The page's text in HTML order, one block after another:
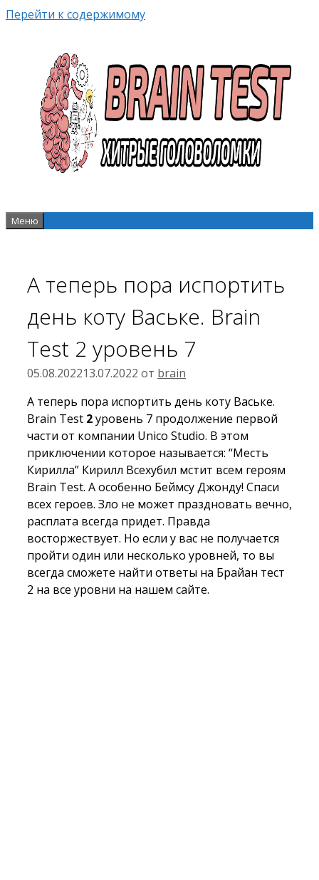
Перейти к содержимому
Меню
А теперь пора испортить
день коту Ваське. Brain
Test 2 уровень 7
05.08.202213.07.2022 от brain
А теперь пора испортить день коту Ваське.
Brain Test 2уровень 7 продолжение первой
части от компании Unico Studio. В этом
приключении которое называется: “Месть
Кирилла” Кирилл Всехубил мстит всем героям
Brain Test. А особенно Беймсу Джонду! Спаси
всех героев. Зло не может праздновать вечно,
расплата всегда придет. Правда
восторжествует. Но если у вас не получается
пройти один или несколько уровней, то вы
всегда сможете найти ответы на Брайан тест
2 на все уровни на нашем сайте.